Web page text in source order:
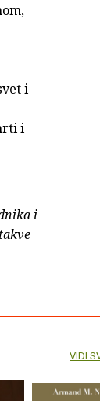
i
i
i
VIDI